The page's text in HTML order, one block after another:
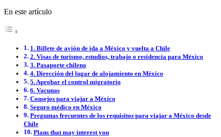
En este artículo
1. Billete de avión de ida a México y vuelta a Chile
2. Visas de turismo, estudios, trabajo o residencia para México
3. Pasaporte chileno
4. Dirección del lugar de alojamiento en México
5. Aprobar el control migratorio
6. Vacunas
Consejos para viajar a México
Seguro médico en México
Preguntas frecuentes de los requisitos para viajar a México desde
Chile
Plans that may interest you